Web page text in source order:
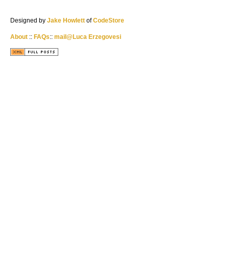
Designed by Jake Howlett ofCodeStore
About :: FAQs:: mail@Luca Erzegovesi